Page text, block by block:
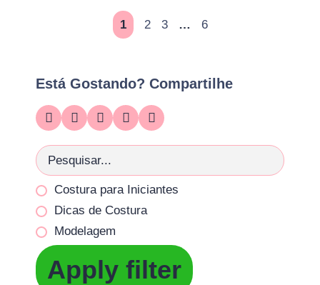
1 2 3 … 6
Está Gostando? Compartilhe
Costura para Iniciantes
Dicas de Costura
Modelagem
Apply filter